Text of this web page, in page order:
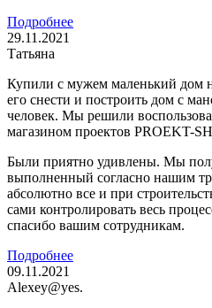
Подробнее
29.11.2021
Татьяна
Купили с мужем маленький дом
его снести и построить дом с
человек. Мы решили
магазином проектов PROEKT-
Были приятно удивлены. Мы
выполненный согласно нашим
абсолютно все и при
сами контролировать весь
спасибо вашим сотрудникам.
Подробнее
09.11.2021
Alexey@yes.